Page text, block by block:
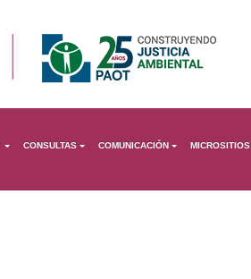
CONSULTAS COMUNICACIÓN MICROSITIOS